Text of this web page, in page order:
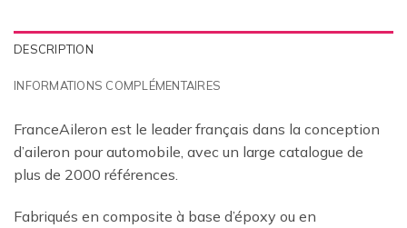
DESCRIPTION
INFORMATIONS COMPLÉMENTAIRES
FranceAileron est le leader français dans la conception
d’aileron pour automobile, avec un large catalogue de
plus de 2000 références.
Fabriqués en composite à base d’époxy ou en